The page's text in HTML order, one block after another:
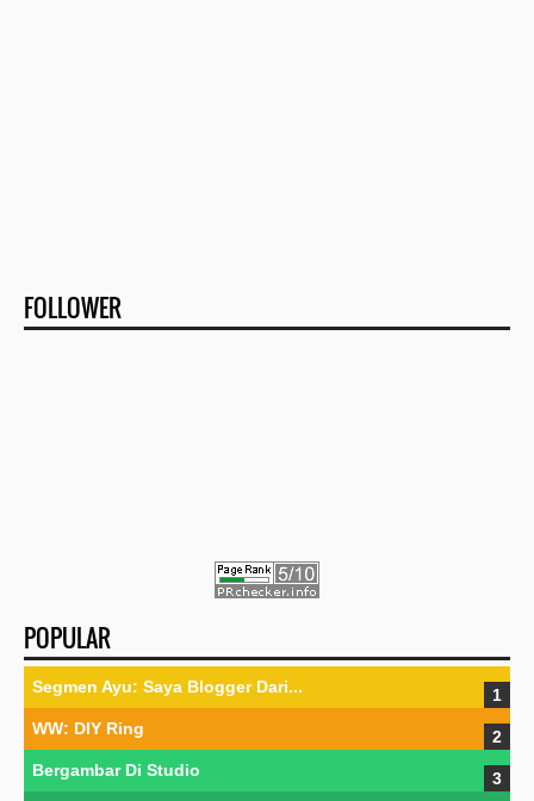
FOLLOWER
POPULAR
Segmen Ayu: Saya Blogger Dari...
WW: DIY Ring
Bergambar Di Studio